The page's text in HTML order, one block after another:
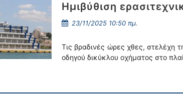
Ημιβύθιση
23/11/2025 10:50 πμ.
Τις βραδινές ώρες χθες, στελέχη
οδηγού δικύκλου οχήματος στο